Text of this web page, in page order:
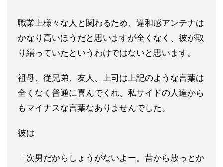
職業上様々な人と関わるため、違和感アンテナは
かなり高いほうだと思いますが全くなく、彼が取
り繕っていたというわけではないと思います。
祖母、従兄弟、友人、上司は上記のような言葉は
全くなく普通に喜んでくれ、私サイドの人達から
もマイナスな言葉なありませんでした。
彼は
「次男だからしょうがないよー。昔から放っとか